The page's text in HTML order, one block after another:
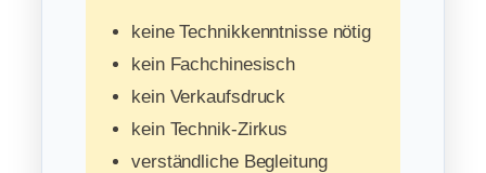
keine Technikkenntnisse nötig
kein Fachchinesisch
kein Verkaufsdruck
kein Technik-Zirkus
verständliche Begleitung